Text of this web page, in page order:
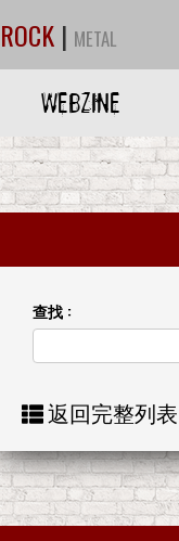
ROCK | METAL
WEBZINE
查找 :
返回完整列表